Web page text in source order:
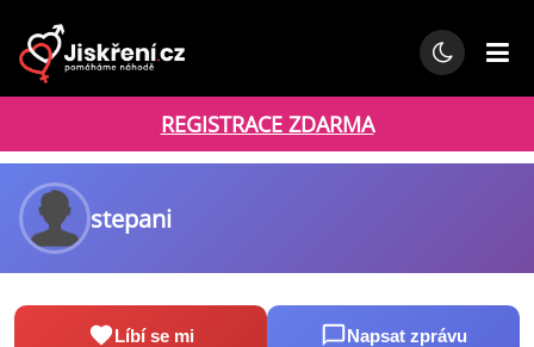
REGISTRACE ZDARMA
stepani
Líbí se mi Napsat zprávu